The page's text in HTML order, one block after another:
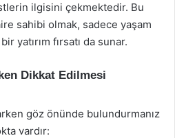
ilgisini çekmektedir. Bu
sahibi olmak, sadece yaşam
yatırım fırsatı da sunar.
Dikkat Edilmesi
göz önünde bulundurmanız
vardır: